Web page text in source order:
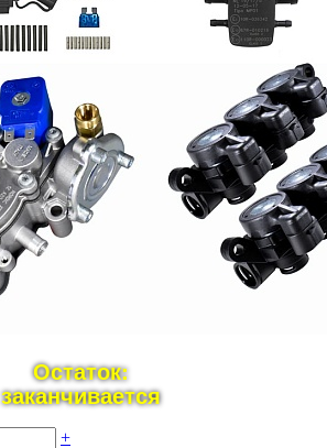
Остаток:
заканчивается
+